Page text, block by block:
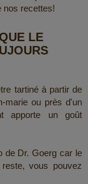
nos recettes!
LE
tartiné à partir de
marie ou près d'un
apporte un goût
de Dr. Goerg car le
vous pouvez